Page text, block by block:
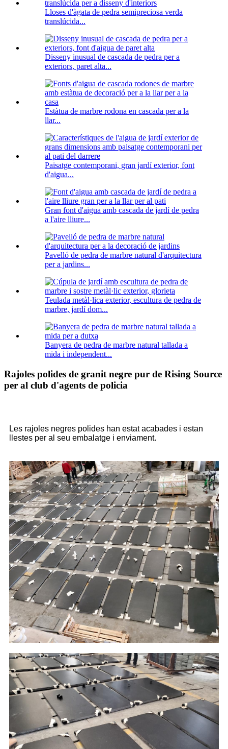
Lloses d'àgata de pedra semipreciosa verda
translúcida...
Disseny inusual de cascada de pedra per a
exteriors, paret alta...
Estàtua de marbre rodona en cascada per a la
llar...
Paisatge contemporani, gran jardí exterior, font
d'aigua...
Gran font d'aigua amb cascada de jardí de pedra
a l'aire lliure...
Pavelló de pedra de marbre natural d'arquitectura
per a jardins...
Teulada metàl·lica exterior, escultura de pedra de
marbre, jardí dom...
Banyera de pedra de marbre natural tallada a
mida i independent...
Rajoles polides de granit negre pur de Rising Source
per al club d'agents de policia
Les rajoles negres polides han estat acabades i estan
llestes per al seu embalatge i enviament.